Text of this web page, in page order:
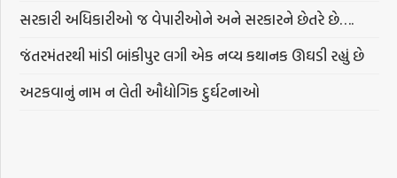
સરકારી અધિકારીઓ જ વેપારીઓને અને સરકારને છેતરે છે….
જંતરમંતરથી માંડી બાંકીપુર લગી એક નવ્ય કથાનક ઊઘડી રહ્યું છે
અટકવાનું નામ ન લેતી ઔદ્યોગિક દુર્ઘટનાઓ